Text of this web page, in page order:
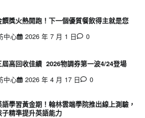
饌獎火熱開跑！下一個優質餐飲得主就是您
中心
2026 年 7 月 1 日 0
屆高回收佳績 2026物調券第一波4/24登場
中心
2026 年 4 月 17 日 0
語學習黃金期！翰林雲端學院推出線上測驗，
子精準提升英語能力